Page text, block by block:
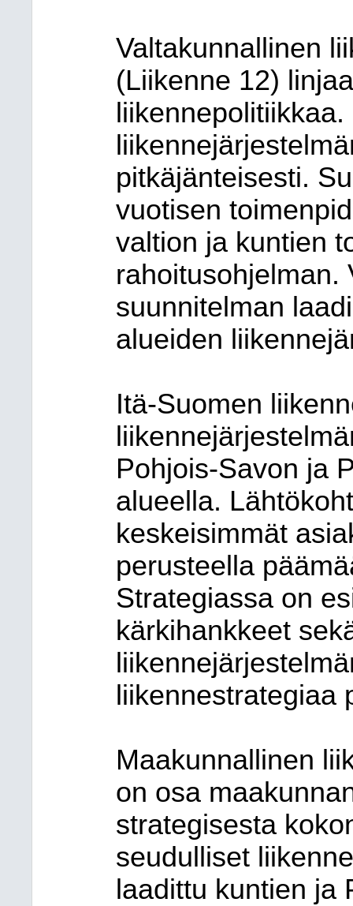
Valtakunnallinen
(Liikenne 12)
pitkäjänteisesti.
vuotisen
valtion ja kuntien
rahoitusohjelman.
suunnitelman
alueiden
Itä-Suomen
Pohjois-Savon ja
alueella.
keskeisimmät
perusteella
Strategiassa on
kärkihankkeet
liikennestrategiaa
Maakunnallinen
on osa
strategisesta
seudulliset
laadittu kuntien ja